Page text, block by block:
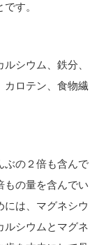
す。
シウム、鉄分、
カロテン、食物繊
ぶの２倍も含んで
もの量を含んでい
には、マグネシウ
ルシウムとマグネ